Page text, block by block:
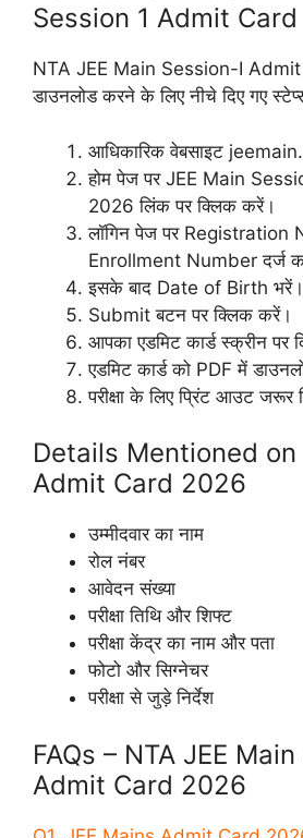
Session 1 Admit
NTA JEE Main Session-I
डाउनलोड करने के लिए नीचे दिए गए
आधिकारिक वेबसाइट
होम पेज पर JEE Main
2026 लिंक पर क्लिक करें।
लॉगिन पेज पर Registration
Enrollment Number दर्ज
इसके बाद Date of Birth भरें।
Submit बटन पर क्लिक करें।
आपका एडमिट कार्ड स्क्रीन पर
एडमिट कार्ड को PDF में
परीक्षा के लिए प्रिंट आउट जरूर
Details Mentioned on
Admit Card 2026
उम्मीदवार का नाम
रोल नंबर
आवेदन संख्या
परीक्षा तिथि और शिफ्ट
परीक्षा केंद्र का नाम और पता
फोटो और सिग्नेचर
परीक्षा से जुड़े निर्देश
FAQs – NTA JEE
Admit Card 2026